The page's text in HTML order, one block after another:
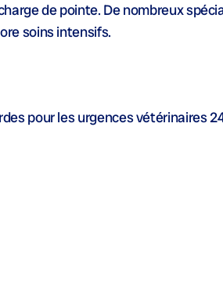
de pointe. De nombreux
soins intensifs.
pour les urgences vétérinaires